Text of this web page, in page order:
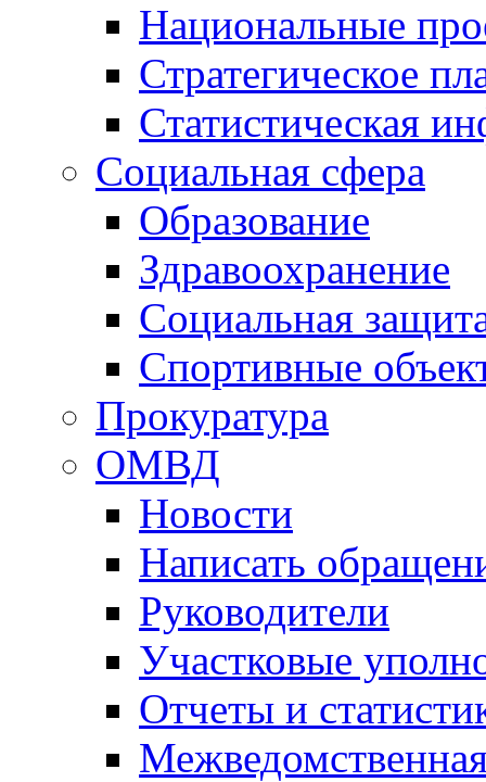
Национальные
Стратегическое
Статистическая
Социальная сфера
Образование
Здравоохранение
Социальная
Спортивные
Прокуратура
ОМВД
Новости
Написать
Руководители
Участковые
Отчеты и